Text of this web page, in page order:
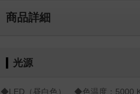
商品詳細
光源
◆LED（昼白色） ◆色温度：5000